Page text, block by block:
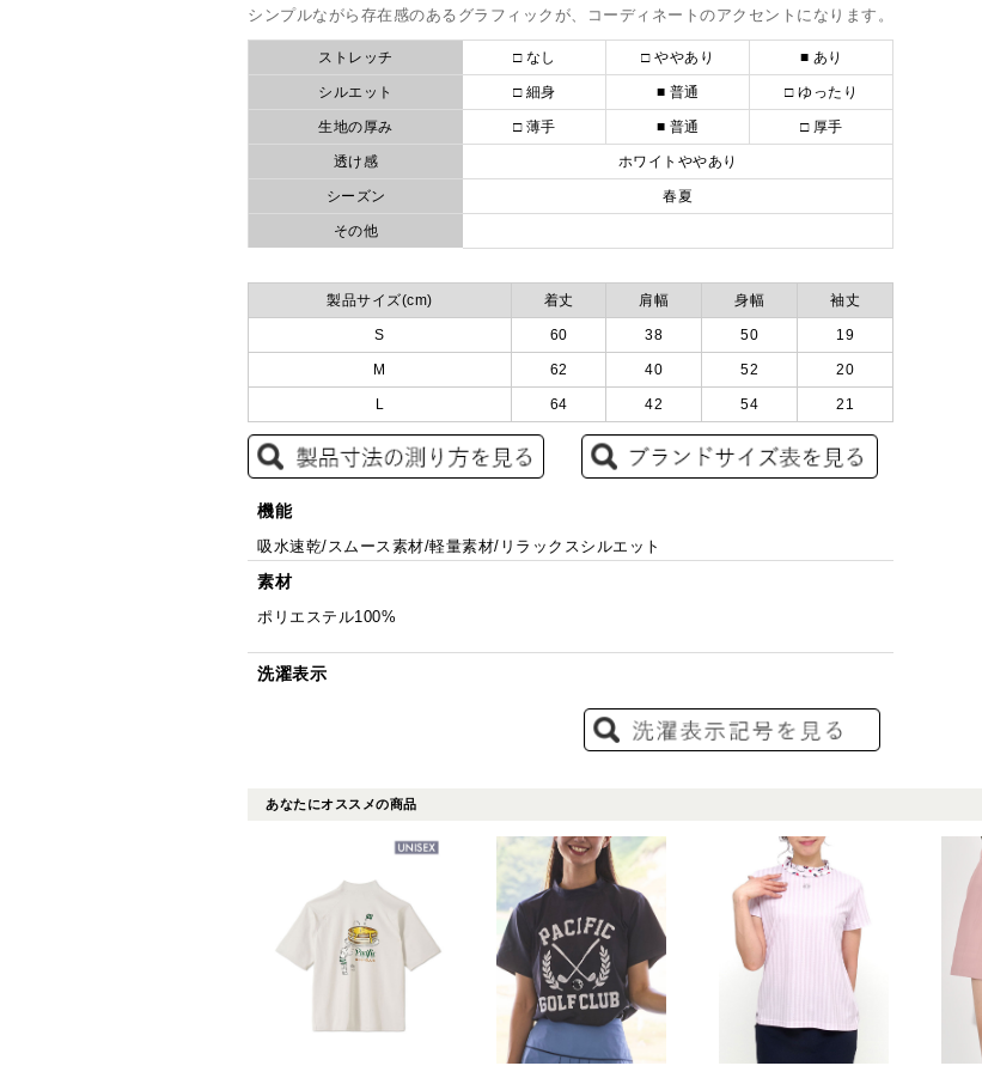
シンプルながら存在感のあるグラフィックが、コーディネートのアクセントになります。
ストレッチ □ なし □ ややあり ■ あり
シルエット □ 細身 ■ 普通 □ ゆったり
生地の厚み □ 薄手 ■ 普通 □ 厚手
透け感 ホワイトややあり
シーズン 春夏
その他
製品サイズ(cm) 着丈 肩幅 身幅 袖丈
S 60 38 50 19
M 62 40 52 20
L 64 42 54 21
機能
吸水速乾/スムース素材/軽量素材/リラックスシルエット
素材
ポリエステル100%
洗濯表示
あなたにオススメの商品